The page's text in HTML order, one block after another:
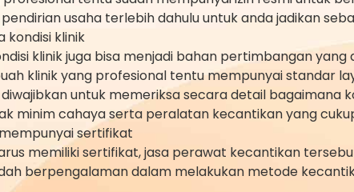
usaha terlebih dahulu untuk anda jadikan
kondisi klinik
klinik juga bisa menjadi bahan pertimbangan
klinik yang profesional tentu mempunyai standar
untuk memeriksa secara detail bagaimana
minim cahaya serta peralatan kecantikan yang
sertifikat
memiliki sertifikat, jasa perawat kecantikan
berpengalaman dalam melakukan metode